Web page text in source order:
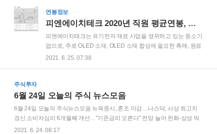
연봉정보
피엔에이치테크 2020년 직원 평균연봉, 임원 연봉
피엔에이치테크는 유기전자 재료 사업을 영위하고 있는 중소기
업으로, 주로 OLED 소재, OLED 소재 합성에 필요한 촉매, 원료
등을 제조, 판매 사업을 하고 있다. 피엔에이치테크 2020년 직
천만원으로 평균연봉이 나와 있다.
2021. 6. 25. 07:38
주식투자
6월 24일 오늘의 주식 뉴스모음
6월 24일 오늘의 주식뉴스모음 뉴욕증시, 혼조 마감…나스닥, 사상 최고치
경신 소비자심리 6개월째 개선…"기준금리 오른다" 전망 늘어 한화·삼성 빅
딜, 6년 만에 마무리… 한화종합화학 지분 1조원에 인수 ‘델타 플러스’까지
2021. 6. 24. 08:17